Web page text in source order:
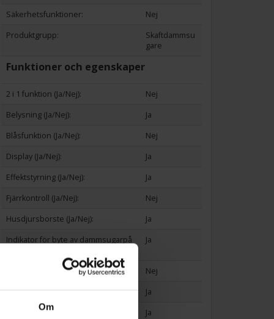
Om
Säkerhetsfunktioner:
Nej
Produktgrupp:
Skaftdammsu
gare
Funktioner och egenskaper
2 i 1 funktion (Ja/Nej):
Nej
Belysning (Ja/Nej):
Ja
Blåsfunktion (Ja/Nej):
Nej
Display (Ja/Nej):
Ja
Effektstyrning (Ja/Nej):
Ja
Fjärrkontroll (Ja/Nej):
Nej
Husdjursborste (Ja/Nej):
Ja
Indikator för byte av dammsugarpå
Ja
Indikator för filterbyte (Ja/Nej):
Nej
Laddningsindikator (Ja/Nej):
Ja
Laddningsstation (Ja/Nej):
Ja